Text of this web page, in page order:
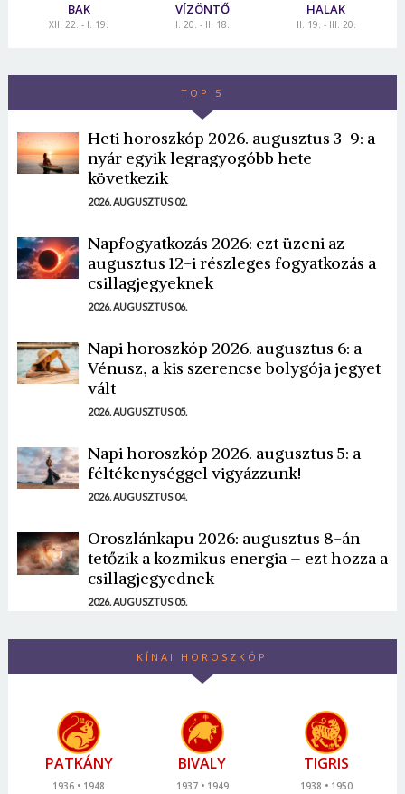
BAK
XII. 22. - I. 19.
VÍZÖNTŐ
I. 20. - II. 18.
HALAK
II. 19. - III. 20.
TOP 5
Heti horoszkóp 2026. augusztus 3-9: a
nyár egyik legragyogóbb hete
következik
2026. AUGUSZTUS 02.
Napfogyatkozás 2026: ezt üzeni az
augusztus 12-i részleges fogyatkozás a
csillagjegyeknek
2026. AUGUSZTUS 06.
Napi horoszkóp 2026. augusztus 6: a
Vénusz, a kis szerencse bolygója jegyet
vált
2026. AUGUSZTUS 05.
Napi horoszkóp 2026. augusztus 5: a
féltékenységgel vigyázzunk!
2026. AUGUSZTUS 04.
Oroszlánkapu 2026: augusztus 8-án
tetőzik a kozmikus energia – ezt hozza a
csillagjegyednek
2026. AUGUSZTUS 05.
KÍNAI HOROSZKÓP
PATKÁNY
1936
1948
BIVALY
1937
1949
TIGRIS
1938
1950